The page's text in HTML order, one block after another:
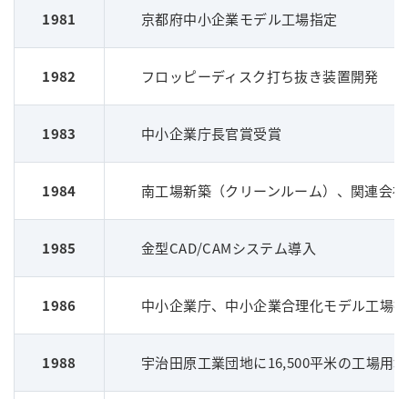
1981 京都府中小企業モデル工場指定
1982 フロッピーディスク打ち抜き装置開発
1983 中小企業庁長官賞受賞
1984 南工場新築（クリーンルーム）、関連会
1985 金型CAD/CAMシステム導入
1986 中小企業庁、中小企業合理化モデル工場
1988 宇治田原工業団地に16,500平米の工場用